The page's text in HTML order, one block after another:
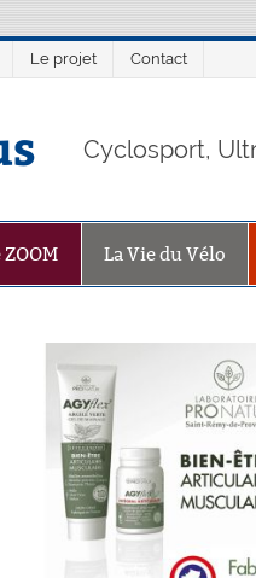
Le projet Contact
Cyclosport,
ZOOM La Vie du Vélo